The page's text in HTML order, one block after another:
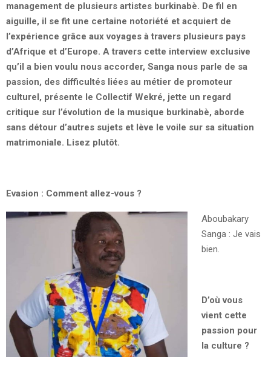
management de plusieurs artistes burkinabè. De fil en
aiguille, il se fit une certaine notoriété et acquiert de
l’expérience grâce aux voyages à travers plusieurs pays
d’Afrique et d’Europe. A travers cette interview exclusive
qu’il a bien voulu nous accorder, Sanga nous parle de sa
passion, des difficultés liées au métier de promoteur
culturel, présente le Collectif Wekré, jette un regard
critique sur l’évolution de la musique burkinabè, aborde
sans détour d’autres sujets et lève le voile sur sa situation
matrimoniale. Lisez plutôt.
Evasion : Comment allez-vous ?
Aboubakary
Sanga : Je vais
bien.
D’où vous
vient cette
passion pour
la culture ?